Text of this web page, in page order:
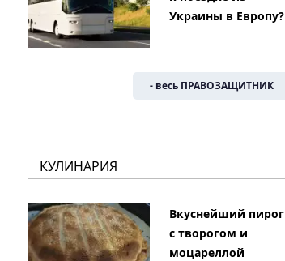
Украины в Европу?
- весь ПРАВОЗАЩИТНИК
КУЛИНАРИЯ
Вкуснейший пирог
с творогом и
моцареллой